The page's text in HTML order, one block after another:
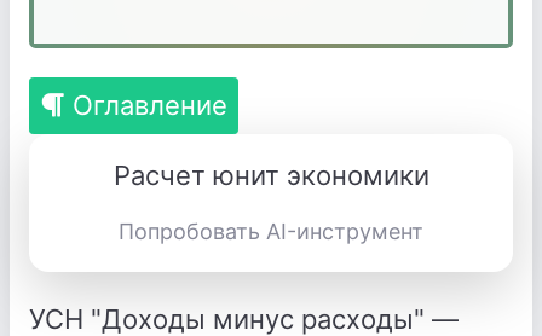
Оглавление
Расчет юнит экономики
Попробовать AI-инструмент
УСН "Доходы минус расходы" —